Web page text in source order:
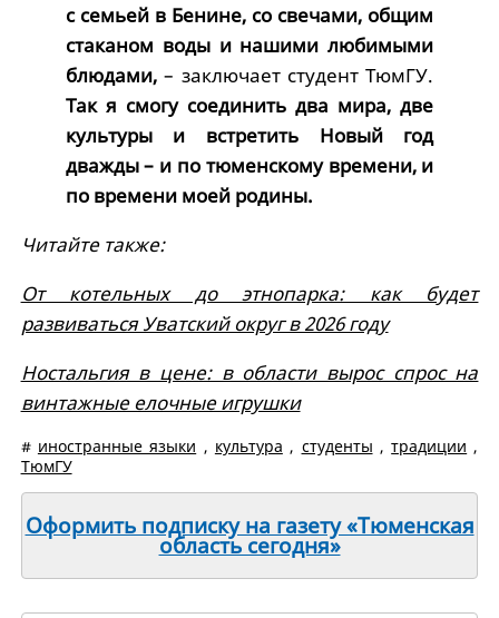
с семьей в Бенине, со свечами, общим
стаканом воды и нашими любимыми
блюдами,– заключает студент ТюмГУ.
Так я смогу соединить два мира, две
культуры и встретить Новый год
дважды – и по тюменскому времени, и
по времени моей родины.
Читайте также:
От котельных до этнопарка: как будет
развиваться Уватский округ в 2026 году
Ностальгия в цене: в области вырос спрос на
винтажные елочные игрушки
# иностранные языки , культура , студенты ,традиции ,
ТюмГУ
Оформить подписку на газету «Тюменская
область сегодня»